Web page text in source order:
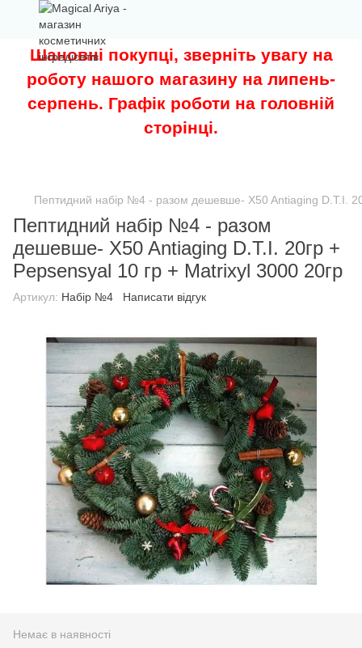
Шановні покупці, зверніть увагу на
роботу нашого магазину на липень-
серпень. Графік роботи на головній
сторінці.
Пептидний набір №4 - разом дешевше- X50 Antiaging D.T.I.
Пептидний набір №4 - разом
дешевше- X50 Antiaging D.T.I. 20гр +
Pepsensyal 10 гр + Matrixyl 3000 20гр
Артикул: Набір №4 Написати відгук
Немає в наявності